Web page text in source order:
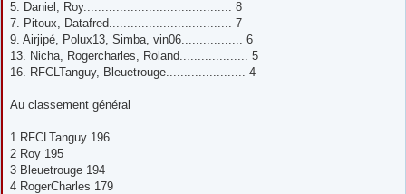
5. Daniel, Roy......................................... 8
7. Pitoux, Datafred.................................. 7
9. Airjipé, Polux13, Simba, vin06................. 6
13. Nicha, Rogercharles, Roland................... 5
16. RFCLTanguy, Bleuetrouge...................... 4
Au classement général
1 RFCLTanguy 196
2 Roy 195
3 Bleuetrouge 194
4 RogerCharles 179